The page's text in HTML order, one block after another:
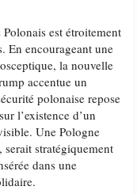
est étroitement
En encourageant une
la nouvelle
accentue un
polonaise repose
l’existence d’un
Une Pologne
serait stratégiquement
dans une